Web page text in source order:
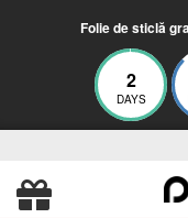
Folie de sticlă
2
DAYS